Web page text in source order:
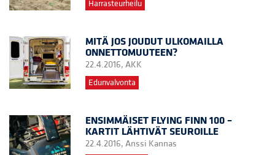
Harrasteurheilu
MITÄ JOS JOUDUT ULKOMAILLA
ONNETTOMUUTEEN?
22.4.2016, AKK
Edunvalvonta
ENSIMMÄISET FLYING FINN 100 –
KARTIT LÄHTIVÄT SEUROILLE
22.4.2016, Anssi Kannas